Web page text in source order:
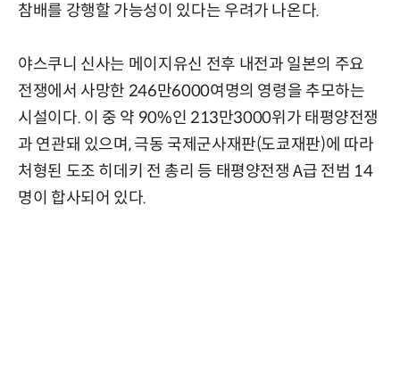
참배를 강행할 가능성이 있다는 우려가 나온다.
야스쿠니 신사는 메이지유신 전후 내전과 일본의 주요
전쟁에서 사망한 246만6000여명의 영령을 추모하는
시설이다. 이 중 약 90%인 213만3000위가 태평양전쟁
과 연관돼 있으며, 극동 국제군사재판(도쿄재판)에 따라
처형된 도조 히데키 전 총리 등 태평양전쟁 A급 전범 14
명이 합사되어 있다.